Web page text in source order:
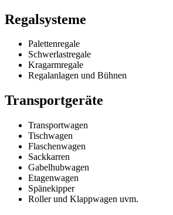
Regalsysteme
Palettenregale
Schwerlastregale
Kragarmregale
Regalanlagen und Bühnen
Transportgeräte
Transportwagen
Tischwagen
Flaschenwagen
Sackkarren
Gabelhubwagen
Etagenwagen
Spänekipper
Roller und Klappwagen uvm.